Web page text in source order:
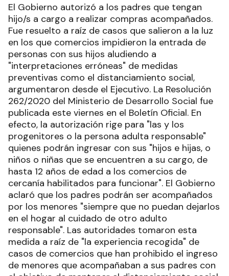
El Gobierno autorizó a los padres que tengan
hijo/s a cargo a realizar compras acompañados.
Fue resuelto a raíz de casos que salieron a la luz
en los que comercios impidieron la entrada de
personas con sus hijos aludiendo a
"interpretaciones erróneas" de medidas
preventivas como el distanciamiento social,
argumentaron desde el Ejecutivo. La Resolución
262/2020 del Ministerio de Desarrollo Social fue
publicada este viernes en el Boletín Oficial. En
efecto, la autorización rige para "las y los
progenitores o la persona adulta responsable"
quienes podrán ingresar con sus "hijos e hijas, o
niños o niñas que se encuentren a su cargo, de
hasta 12 años de edad a los comercios de
cercanía habilitados para funcionar". El Gobierno
aclaró que los padres podrán ser acompañados
por los menores "siempre que no puedan dejarlos
en el hogar al cuidado de otro adulto
responsable". Las autoridades tomaron esta
medida a raíz de "la experiencia recogida" de
casos de comercios que han prohibido el ingreso
de menores que acompañaban a sus padres con